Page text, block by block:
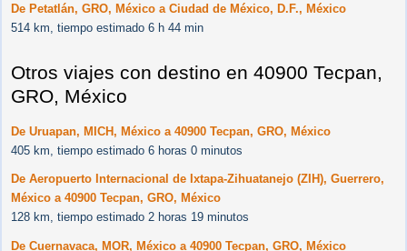
De Petatlán, GRO, México a Ciudad de México, D.F., México
514 km, tiempo estimado 6 h 44 min
Otros viajes con destino en 40900 Tecpan,
GRO, México
De Uruapan, MICH, México a 40900 Tecpan, GRO, México
405 km, tiempo estimado 6 horas 0 minutos
De Aeropuerto Internacional de Ixtapa-Zihuatanejo (ZIH), Guerrero,
México a 40900 Tecpan, GRO, México
128 km, tiempo estimado 2 horas 19 minutos
De Cuernavaca, MOR, México a 40900 Tecpan, GRO, México